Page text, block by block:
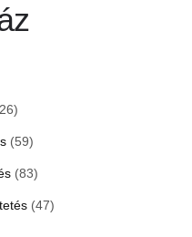
(59)
(83)
(47)